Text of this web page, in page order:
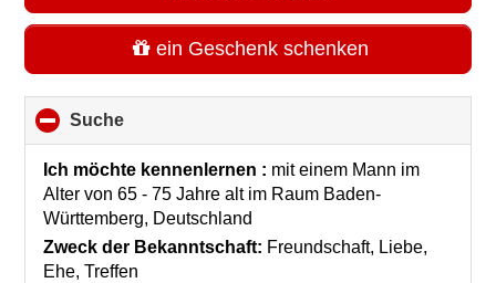
ein Geschenk schenken
Suche
to
collapse
contents
Ich möchte kennenlernen : mit einem Mann im
Alter von 65 - 75 Jahre alt im Raum Baden-
Württemberg, Deutschland
Zweck der Bekanntschaft: Freundschaft, Liebe,
Ehe, Treffen